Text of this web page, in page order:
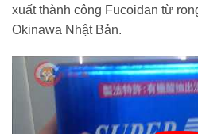
xuất thành công Fucoidan từ
Okinawa Nhật Bản.